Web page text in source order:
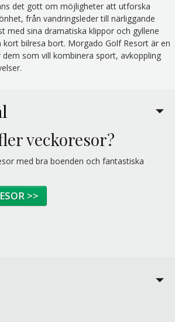
det gott om möjligheter att utforska
från vandringsleder till närliggande
med sina dramatiska klippor och gyllene
kort bilresa bort. Morgado Golf Resort är en
som vill kombinera sport, avkoppling
veckoresor?
med bra boenden och fantastiska
>>